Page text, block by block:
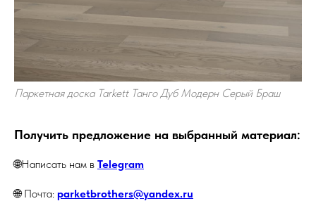
Паркетная доска Tarkett Танго Дуб Модерн Серый Браш
Получить предложение на выбранный материал:
🌐Написать нам в Telegram
🌐 Почта: parketbrothers@yandex.ru